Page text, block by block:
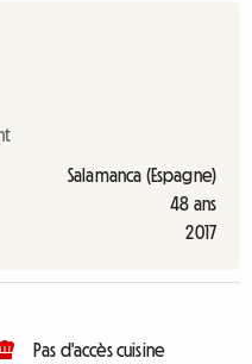
Salamanca (Espagne)
48 ans
2017
Pas d'accès cuisine